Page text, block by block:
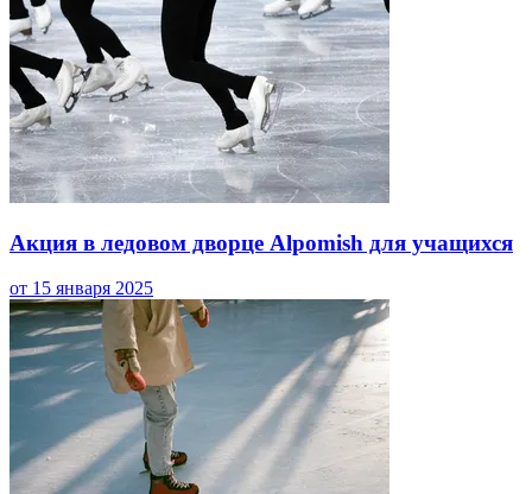
Акция в ледовом дворце Alpomish для учащихся
от 15 января 2025